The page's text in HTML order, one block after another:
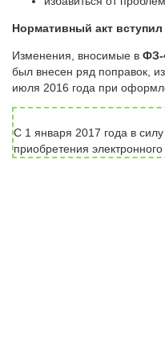
Нормативный акт
Изменения, вносимые в ФЗ-
был внесен ряд поправок,
июля 2016 года при
С 1 января 2017 года в
приобретения